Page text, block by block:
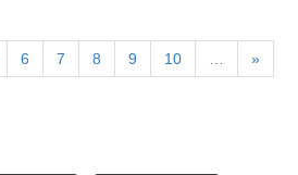
6 7 8 9 10 »